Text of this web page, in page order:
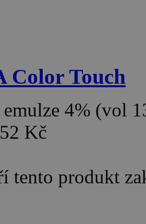
Color Touch
emulze 4% (vol
Kč
tento produkt